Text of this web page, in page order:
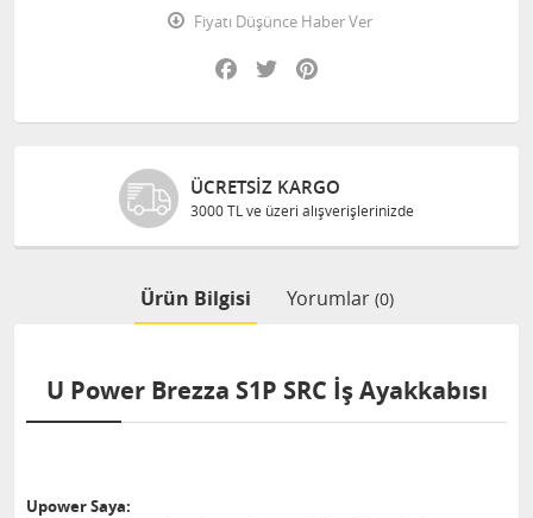
Fiyatı Düşünce Haber Ver
Facebook
Twitter
ÜCRETSIZ KARGO
3000 TL ve üzeri alışverişlerinizde
Ürün Bilgisi Yorumlar (0)
U Power Brezza S1P SRC İş Ayakkabısı
Upower Saya: